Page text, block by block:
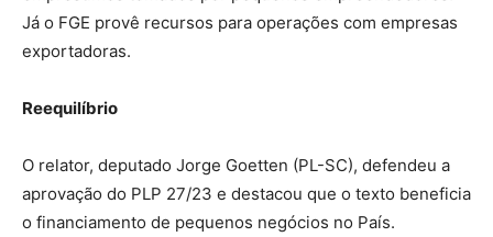
Já o FGE provê recursos para operações com empresas
exportadoras.
Reequilíbrio
O relator, deputado Jorge Goetten (PL-SC), defendeu a
aprovação do PLP 27/23 e destacou que o texto beneficia
o financiamento de pequenos negócios no País.